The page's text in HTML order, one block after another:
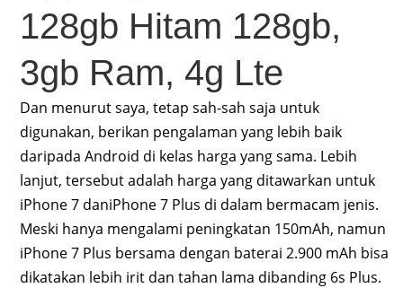
128gb Hitam 128gb,
3gb Ram, 4g Lte
Dan menurut saya, tetap sah-sah saja untuk
digunakan, berikan pengalaman yang lebih baik
daripada Android di kelas harga yang sama. Lebih
lanjut, tersebut adalah harga yang ditawarkan untuk
iPhone 7 daniPhone 7 Plus di dalam bermacam jenis.
Meski hanya mengalami peningkatan 150mAh, namun
iPhone 7 Plus bersama dengan baterai 2.900 mAh bisa
dikatakan lebih irit dan tahan lama dibanding 6s Plus.